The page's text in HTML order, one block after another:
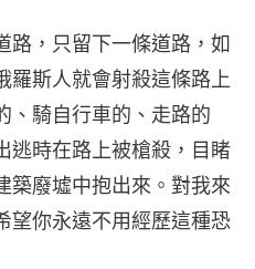
路，只留下一條道路，如
羅斯人就會射殺這條路上
、騎自行車的、走路的
逃時在路上被槍殺，目睹
築廢墟中抱出來。對我來
望你永遠不用經歷這種恐